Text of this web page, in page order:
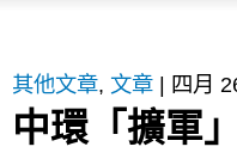
其他文章, 文章 | 四月
中環「擴軍